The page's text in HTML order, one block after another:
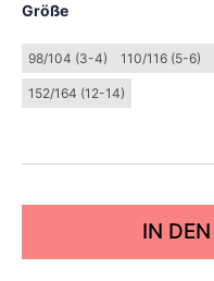
Größe
98/104 (3-4) 110/116 (5-6)
152/164 (12-14)
IN